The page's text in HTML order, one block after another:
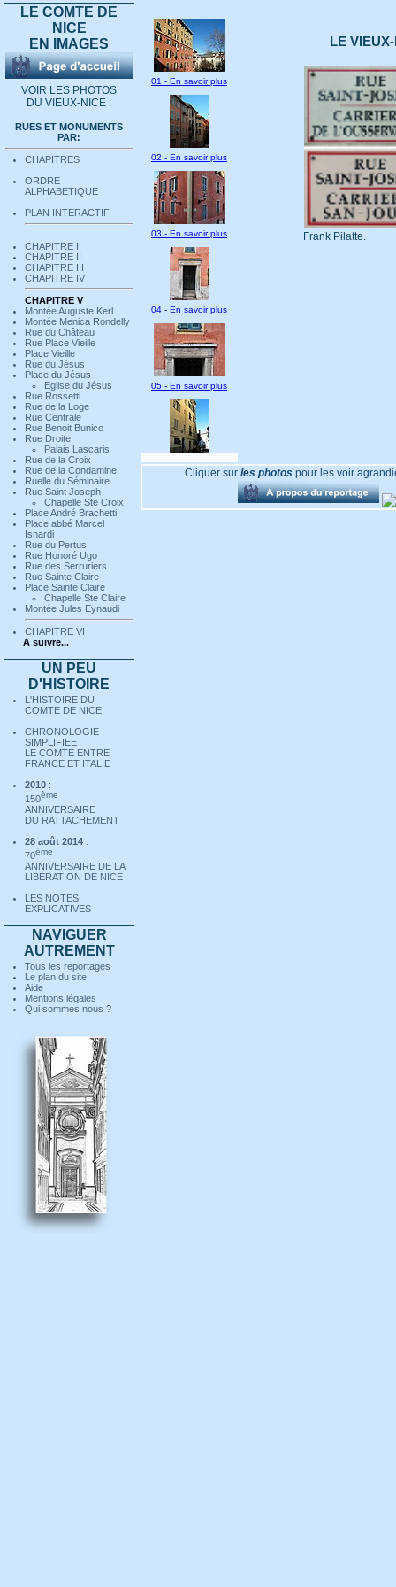
LE COMTE DE
NICE
EN IMAGES
VOIR LES PHOTOS
DU VIEUX-NICE :
RUES ET MONUMENTS
PAR:
CHAPITRES
ORDRE
ALPHABETIQUE
PLAN INTERACTIF
CHAPITRE I
CHAPITRE II
CHAPITRE III
CHAPITRE IV
CHAPITRE V
Montée Auguste Kerl
Montée Menica Rondelly
Rue du Château
Rue Place Vieille
Place Vieille
Rue du Jésus
Place du Jésus
Eglise du Jésus
Rue Rossetti
Rue de la Loge
Rue Centrale
Rue Benoit Bunico
Rue Droite
Palais Lascaris
Rue de la Croix
Rue de la Condamine
Ruelle du Séminaire
Rue Saint Joseph
Chapelle Ste Croix
Place André Brachetti
Place abbé Marcel
Isnardi
Rue du Pertus
Rue Honoré Ugo
Rue des Serruriers
Rue Sainte Claire
Place Sainte Claire
Chapelle Ste Claire
Montée Jules Eynaudi
CHAPITRE VI
A suivre...
UN PEU
D'HISTOIRE
L'HISTOIRE DU
COMTE DE NICE
CHRONOLOGIE
SIMPLIFIEE
LE COMTE ENTRE
FRANCE ET ITALIE
2010 :
150ème
ANNIVERSAIRE
DU RATTACHEMENT
28 août 2014 :
70ème
ANNIVERSAIRE DE LA
LIBERATION DE NICE
LES NOTES
EXPLICATIVES
NAVIGUER
AUTREMENT
Tous les reportages
Le plan du site
Aide
Mentions légales
Qui sommes nous ?
01 - En savoir plus
02 - En savoir plus
03 - En savoir plus
04 - En savoir plus
05 - En savoir plus
06 - En savoir plus
LE
Frank Pilatte.
Cliquer surles photos pour les voir